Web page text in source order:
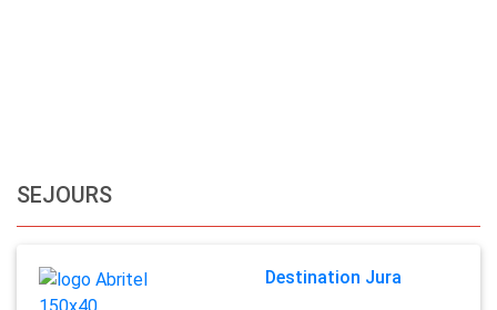
SEJOURS
Destination Jura